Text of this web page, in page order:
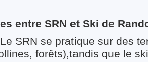
entre SRN et Ski de
SRN se pratique sur des
forêts),tandis que le